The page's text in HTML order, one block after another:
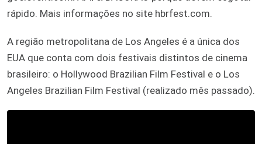
rápido. Mais informações no site hbrfest.com.
A região metropolitana de Los Angeles é a única dos
EUA que conta com dois festivais distintos de cinema
brasileiro: o Hollywood Brazilian Film Festival e o Los
Angeles Brazilian Film Festival (realizado mês passado).